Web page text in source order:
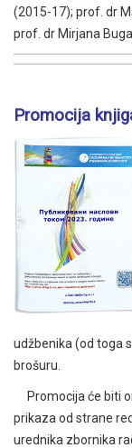
(2015-17); prof. dr
prof. dr Mirjana
Promocija
udžbenika (od toga
brošuru.
Promocija će biti
prikaza od strane
urednika zbornika